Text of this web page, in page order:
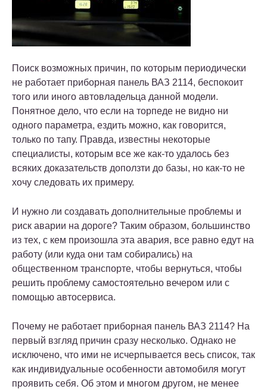
Поиск возможных причин, по которым периодически
не работает приборная панель ВАЗ 2114, беспокоит
того или иного автовладельца данной модели.
Понятное дело, что если на торпеде не видно ни
одного параметра, ездить можно, как говорится,
только по тапу. Правда, известны некоторые
специалисты, которым все же как-то удалось без
всяких доказательств доползти до базы, но как-то не
хочу следовать их примеру.
И нужно ли создавать дополнительные проблемы и
риск аварии на дороге? Таким образом, большинство
из тех, с кем произошла эта авария, все равно едут на
работу (или куда они там собирались) на
общественном транспорте, чтобы вернуться, чтобы
решить проблему самостоятельно вечером или с
помощью автосервиса.
Почему не работает приборная панель ВАЗ 2114? На
первый взгляд причин сразу несколько. Однако не
исключено, что ими не исчерпывается весь список, так
как индивидуальные особенности автомобиля могут
проявить себя. Об этом и многом другом, не менее